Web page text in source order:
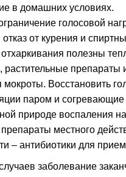
в домашних условиях.
голосовой
от курения и
полезны
растительные препараты
Восстановить
паром и
природе воспаления
местного
– антибиотики для
заболевание